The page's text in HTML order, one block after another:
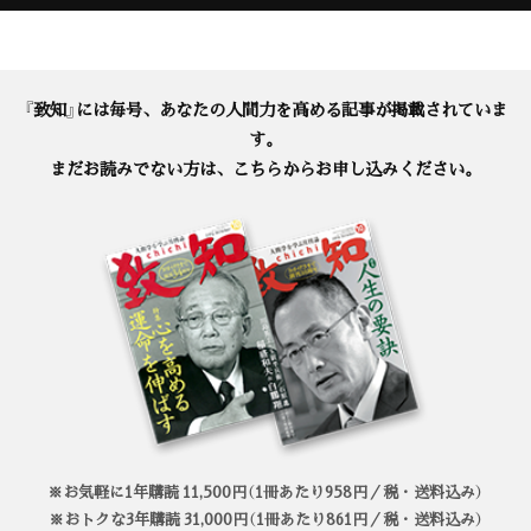
『致知』には毎号、あなたの人間力を高める記事が掲載されていま
す。
まだお読みでない方は、こちらからお申し込みください。
※お気軽に1年購読 11,500円（1冊あたり958円／税・送料込み）
※おトクな3年購読 31,000円（1冊あたり861円／税・送料込み）